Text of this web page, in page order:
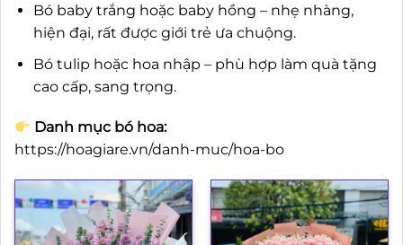
Bó baby trắng hoặc baby hồng – nhẹ nhàng,
hiện đại, rất được giới trẻ ưa chuộng.
Bó tulip hoặc hoa nhập – phù hợp làm quà tặng
cao cấp, sang trọng.
Danh mục bó hoa:
https://hoagiare.vn/danh-muc/hoa-bo